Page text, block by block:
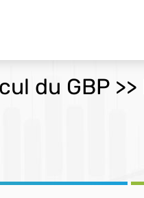
du GBP >>